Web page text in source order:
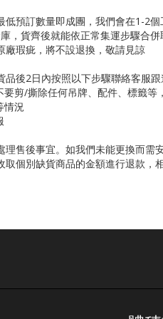
預訂數量即成團，我們會在1-2
，貨齊後就能依正常集運步驟合併
廠瑕疵，將不設退換，敬請見諒
後2日內按照以下步驟聯絡客服跟
剪/撕除任何吊牌、配件、標籤
情況
售後事宜。如我們未能更換而需
個別缺貨商品的金額進行退款，